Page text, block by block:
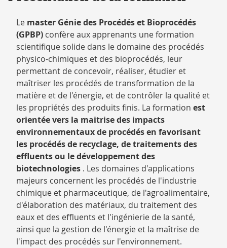
Le master Génie des Procédés et Bioprocédés
(GPBP) confère aux apprenants une formation
scientifique solide dans le domaine des procédés
physico-chimiques et des bioprocédés, leur
permettant de concevoir, réaliser, étudier et
maîtriser les procédés de transformation de la
matière et de l'énergie, et de contrôler la qualité et
les propriétés des produits finis. La formation est
orientée vers la maitrise des impacts
environnementaux de procédés en favorisant
les procédés de recyclage, de traitements des
effluents ou le développement des
biotechnologies . Les domaines d'applications
majeurs concernent les procédés de l'industrie
chimique et pharmaceutique, de l'agroalimentaire,
d'élaboration des matériaux, du traitement des
eaux et des effluents et l'ingénierie de la santé,
ainsi que la gestion de l'énergie et la maîtrise de
l'impact des procédés sur l'environnement.